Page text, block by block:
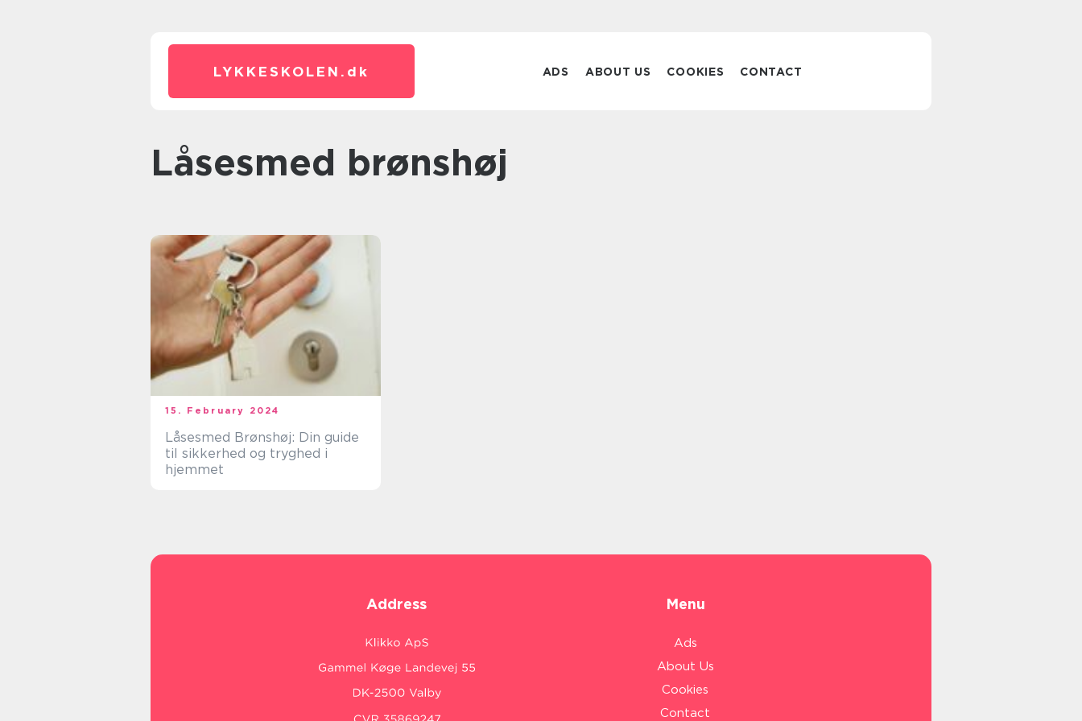
LYKKESKOLEN. dk ADS ABOUT US COOKIES CONTACT
låsesmed brønshøj
15. February 2024
Låsesmed Brønshøj: Din guide
til sikkerhed og tryghed i
hjemmet
Address Menu
Ads
About Us
Cookies
Contact